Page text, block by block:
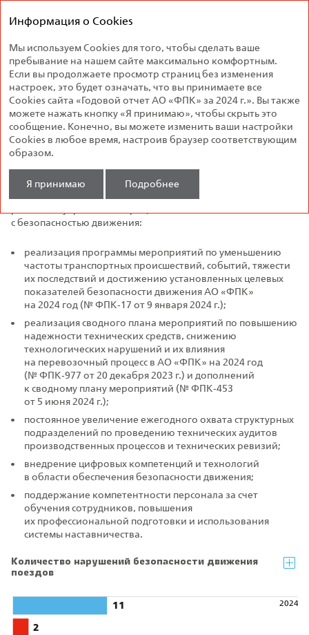
компания
Безопасность перевозок
Обеспечение безопасности движения
поездов
В 2024 году целевой показатель безопасности движения
по АО «ФПК» выполнен с улучшением на 54 % и составил
0,0011 события на 1 млн поездо‑км холдинга «РЖД».
Положительная динамика состояния безопасности
с безопасностью движения:
реализация программы мероприятий по уменьшению
частоты транспортных происшествий, событий, тяжести
их последствий и достижению установленных целевых
показателей безопасности движения АО «ФПК»
на 2024 год (№ ФПК‑17 от 9 января 2024 г.);
реализация сводного плана мероприятий по повышению
надежности технических средств, снижению
технологических нарушений и их влияния
на перевозочный процесс в АО «ФПК» на 2024 год
(№ ФПК‑977 от 20 декабря 2023 г.) и дополнений
к сводному плану мероприятий (№ ФПК‑453
от 5 июня 2024 г.);
постоянное увеличение ежегодного охвата структурных
подразделений по проведению технических аудитов
производственных процессов и технических ревизий;
внедрение цифровых компетенций и технологий
в области обеспечения безопасности движения;
поддержание компетентности персонала за счет
обучения сотрудников, повышения
их профессиональной подготовки и использования
системы наставничества.
Количество нарушений безопасности движения
поездов
2024
11
2
Информация о Cookies
Мы используем Cookies для того, чтобы сделать ваше
пребывание на нашем сайте максимально комфортным.
Если вы продолжаете просмотр страниц без изменения
настроек, это будет означать, что вы принимаете все
Cookies сайта «Годовой отчет АО «ФПК» за 2024 г.». Вы также
можете нажать кнопку «Я принимаю», чтобы скрыть это
сообщение. Конечно, вы можете изменить ваши настройки
Cookies в любое время, настроив браузер соответствующим
образом.
Я принимаю Подробнее